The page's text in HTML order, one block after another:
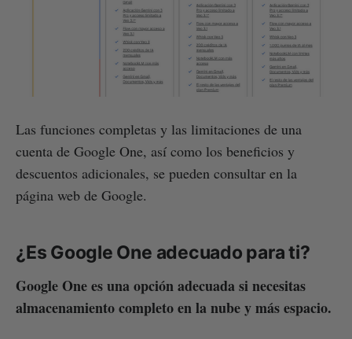
Las funciones completas y las limitaciones de una
cuenta de Google One, así como los beneficios y
descuentos adicionales, se pueden consultar en la
página web de Google.
¿Es Google One adecuado para ti?
Google One es una opción adecuada si necesitas
almacenamiento completo en la nube y más espacio.